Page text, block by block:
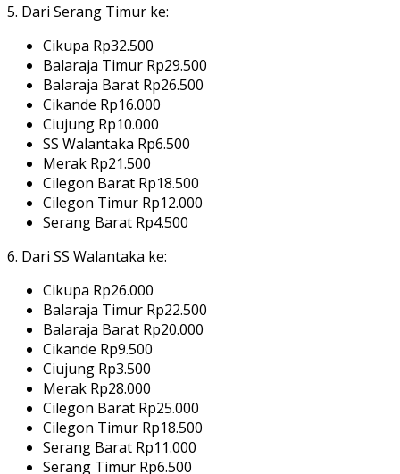
5. Dari Serang Timur ke:
Cikupa Rp32.500
Balaraja Timur Rp29.500
Balaraja Barat Rp26.500
Cikande Rp16.000
Ciujung Rp10.000
SS Walantaka Rp6.500
Merak Rp21.500
Cilegon Barat Rp18.500
Cilegon Timur Rp12.000
Serang Barat Rp4.500
6. Dari SS Walantaka ke:
Cikupa Rp26.000
Balaraja Timur Rp22.500
Balaraja Barat Rp20.000
Cikande Rp9.500
Ciujung Rp3.500
Merak Rp28.000
Cilegon Barat Rp25.000
Cilegon Timur Rp18.500
Serang Barat Rp11.000
Serang Timur Rp6.500